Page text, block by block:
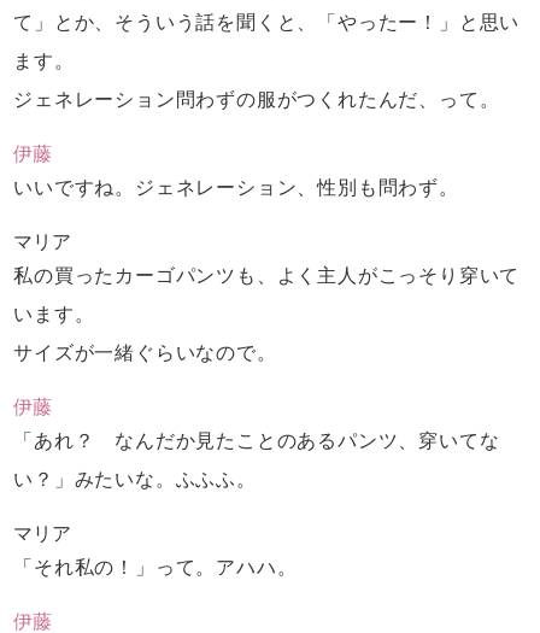
て」とか、そういう話を聞くと、
「やったー！」と思い
ます。
ジェネレーション問わずの服がつくれたんだ、って。
伊藤
いいですね。ジェネレーション、性別も問わず。
マリア
私の買ったカーゴパンツも、
よく主人がこっそり穿いて
います。
サイズが一緒ぐらいなので。
伊藤
「あれ？ なんだか見たことのあるパンツ、 穿いてな
い？」みたいな。ふふふ。
マリア
「それ私の！」って。アハハ。
伊藤